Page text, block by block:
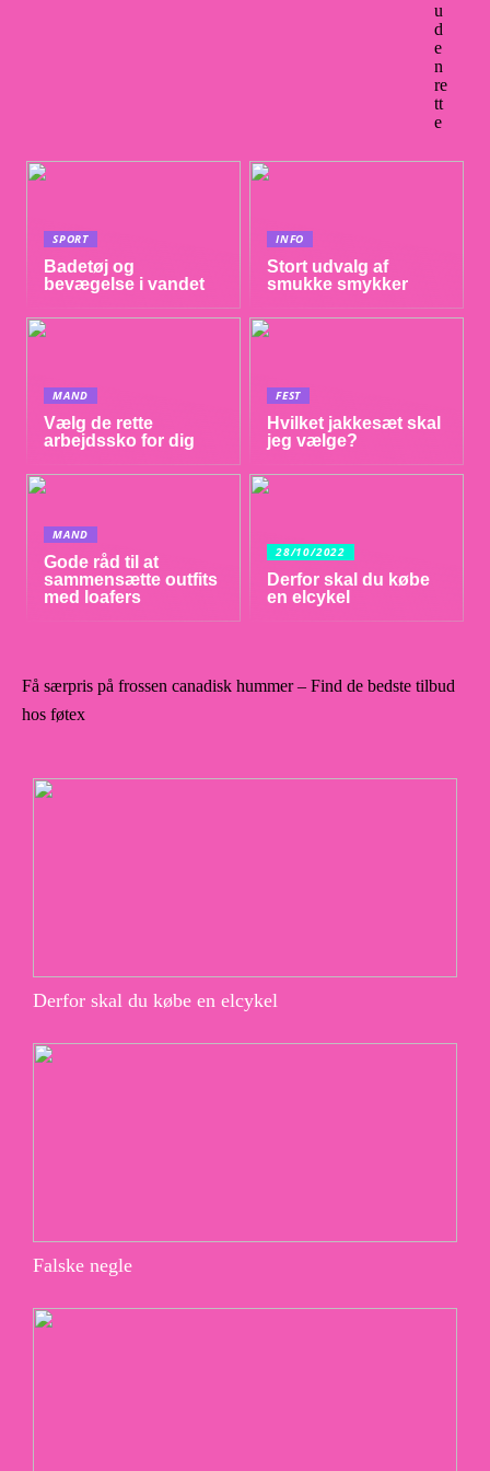
u
d
e
n
re
tt
e
SPORT
Badetøj og
bevægelse i vandet
INFO
Stort udvalg af
smukke smykker
MAND
Vælg de rette
arbejdssko for dig
FEST
Hvilket jakkesæt skal
jeg vælge?
MAND
Gode råd til at
sammensætte outfits
med loafers
28/10/2022
Derfor skal du købe
en elcykel
Få særpris på frossen canadisk hummer – Find de bedste tilbud
hos føtex
Derfor skal du købe en elcykel
Falske negle